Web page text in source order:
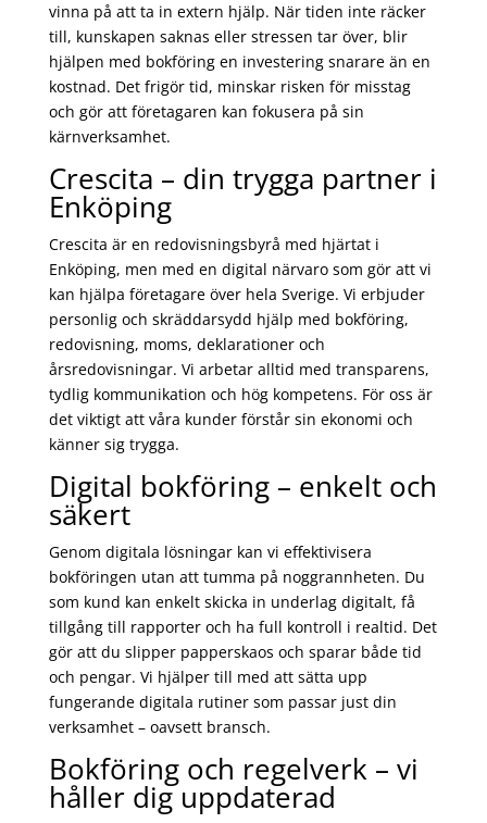
vinna på att ta in extern hjälp. När tiden inte räcker
till, kunskapen saknas eller stressen tar över, blir
hjälpen med bokföring en investering snarare än en
kostnad. Det frigör tid, minskar risken för misstag
och gör att företagaren kan fokusera på sin
kärnverksamhet.
Crescita – din trygga partner i
Enköping
Crescita är en redovisningsbyrå med hjärtat i
Enköping, men med en digital närvaro som gör att vi
kan hjälpa företagare över hela Sverige. Vi erbjuder
personlig och skräddarsydd hjälp med bokföring,
redovisning, moms, deklarationer och
årsredovisningar. Vi arbetar alltid med transparens,
tydlig kommunikation och hög kompetens. För oss är
det viktigt att våra kunder förstår sin ekonomi och
känner sig trygga.
Digital bokföring – enkelt och
säkert
Genom digitala lösningar kan vi effektivisera
bokföringen utan att tumma på noggrannheten. Du
som kund kan enkelt skicka in underlag digitalt, få
tillgång till rapporter och ha full kontroll i realtid. Det
gör att du slipper papperskaos och sparar både tid
och pengar. Vi hjälper till med att sätta upp
fungerande digitala rutiner som passar just din
verksamhet – oavsett bransch.
Bokföring och regelverk – vi
håller dig uppdaterad